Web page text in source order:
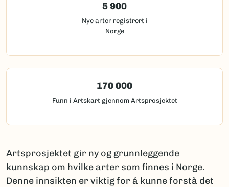
5 900
Nye arter registrert i
Norge
170 000
Funn i Artskart gjennom Artsprosjektet
Artsprosjektet gir ny og grunnleggende
kunnskap om hvilke arter som finnes i Norge.
Denne innsikten er viktig for å kunne forstå det